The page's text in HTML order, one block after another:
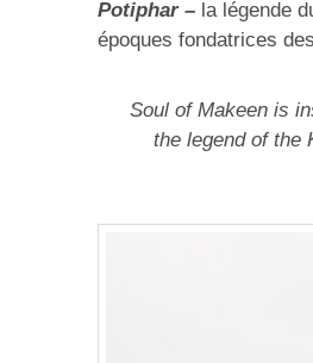
Potiphar – la légende
époques fondatrices
Soul of Makeen is
the legend of the